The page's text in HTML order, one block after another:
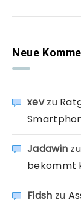
Neue
xevzu
Jadawin zu
bekommt
Fidsh zu